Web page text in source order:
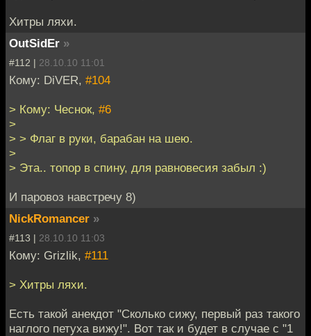
Хитры ляхи.
OutSidEr »
#112 | 28.10.10 11:01
Кому: DiVER, #104
> Кому: Чеснок, #6
>
> > Флаг в руки, барабан на шею.
>
> Эта.. топор в спину, для равновесия забыл :)
И паровоз навстречу 8)
NickRomancer »
#113 | 28.10.10 11:03
Кому: Grizlik, #111
> Хитры ляхи.
Есть такой анекдот "Сколько сижу, первый раз такого
наглого петуха вижу!". Вот так и будет в случае с "1